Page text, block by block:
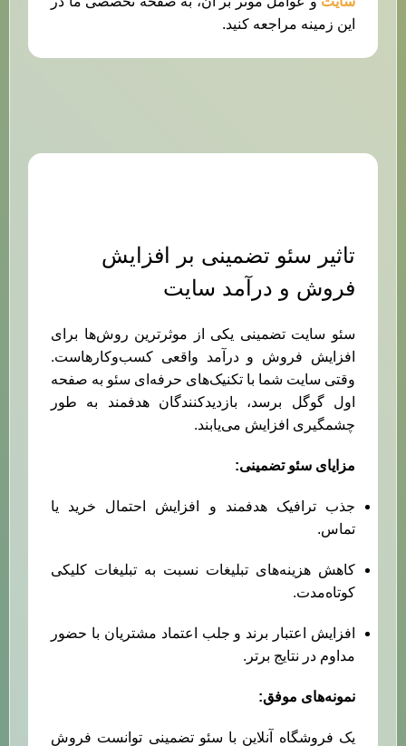
این زمینه مراجعه کنید.
تاثیر سئو تضمینی بر افزایش
فروش و درآمد سایت
سئو سایت تضمینی یکی از موثرترین روش‌ها برای
افزایش فروش و درآمد واقعی کسب‌وکارهاست.
وقتی سایت شما با تکنیک‌های حرفه‌ای سئو به صفحه
اول گوگل برسد، بازدیدکنندگان هدفمند به طور
چشمگیری افزایش می‌یابند.
مزایای سئو تضمینی:
جذب ترافیک هدفمند و افزایش احتمال خرید یا
تماس.
کاهش هزینه‌های تبلیغات نسبت به تبلیغات کلیکی
کوتاه‌مدت.
افزایش اعتبار برند و جلب اعتماد مشتریان با حضور
مداوم در نتایج برتر.
نمونه‌های موفق:
یک فروشگاه آنلاین با سئو تضمینی توانست فروش